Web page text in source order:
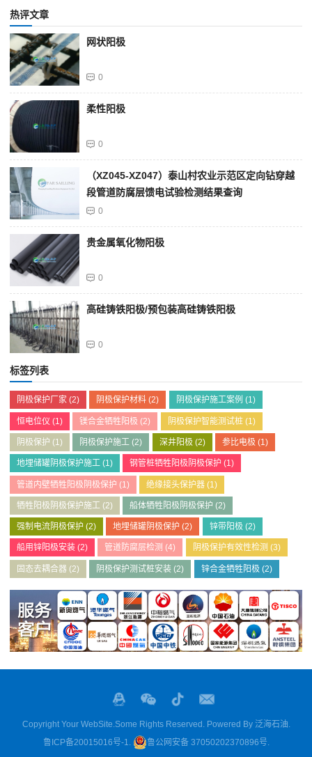
热评文章
网状阳极
0
柔性阳极
0
（XZ045-XZ047）泰山村农业示范区定向钻穿越
段管道防腐层馈电试验检测结果查询
0
贵金属氧化物阳极
0
高硅铸铁阳极/预包装高硅铸铁阳极
0
标签列表
阴极保护厂家 (2) 阴极保护材料 (2) 阴极保护施工案例 (1)
恒电位仪 (1) 镁合金牺牲阳极 (2) 阴极保护智能测试桩(1)
阴极保护 (1) 阴极保护施工 (2) 深井阳极 (2) 参比电极 (1)
地埋储罐阴极保护施工 (1) 钢管桩牺牲阳极阴极保护 (1)
管道内壁牺牲阳极阴极保护 (1) 绝缘接头保护器 (1)
牺牲阳极阴极保护施工 (2) 船体牺牲阳极阴极保护 (2)
强制电流阴极保护 (2) 地埋储罐阴极保护 (2) 锌带阳极 (2)
船用锌阳极安装 (2) 管道防腐层检测 (4) 阴极保护有效性检测 (3)
固态去耦合器 (2) 阴极保护测试桩安装 (2) 锌合金牺牲阳极 (2)
Copyright Your WebSite.Some Rights Reserved. Powered By 泛海石油.
鲁ICP备20015016号-1. 鲁公网安备 37050202370896号.